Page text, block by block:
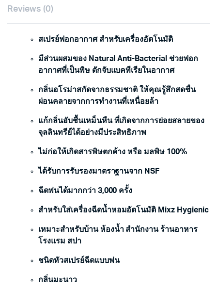
Reviews (0)
สเปรย์ฟอกอากาศ สำหรับเครื่องอัตโนมัติ
มีส่วนผสมของ Natural Anti-Bacterial ช่วยฟอก
อากาศที่เป็นพิษ ดักจับแบคทีเรียในอากาศ
กลิ่นอโรม่าสกัดจากธรรมชาติ ให้คุณรู้สึกสดชื่น
ผ่อนคลายจากการทำงานที่เหนื่อยล้า
แก้กลิ่นอับชื้นเหม็นหืน ที่เกิดจากการย่อยสลายของ
จุลลินทรีย์ได้อย่างมีประสิทธิภาพ
ไม่ก่อให้เกิดสารพิษตกค้าง หรือ มลพิษ 100%
ได้รับการรับรองมาตราฐานจาก NSF
ฉีดพ่นได้มากกว่า 3,000 ครั้ง
สำหรับใส่เครื่องฉีดน้ำหอมอัตโนมัติ Mixz Hygienic
เหมาะสำหรับบ้าน ห้องน้ำ สำนักงาน ร้านอาหาร
โรงแรม สปา
ชนิดหัวสเปรย์ฉีดแบบพ่น
กลิ่นมะนาว